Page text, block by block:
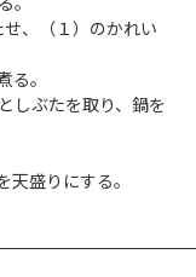
せ、（１）のかれい
。
しぶたを取り、鍋を
盛りにする。